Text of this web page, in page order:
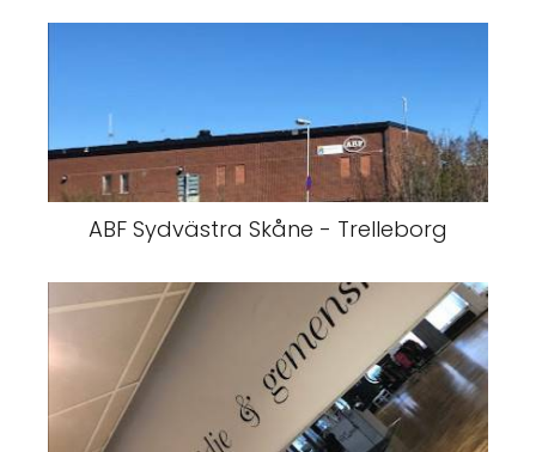
ABF Sydvästra Skåne - Trelleborg